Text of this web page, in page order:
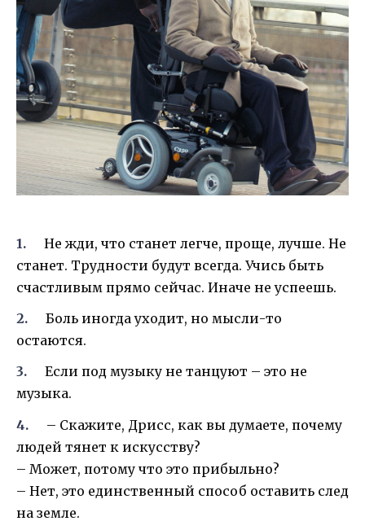
Не жди, что станет легче, проще, лучше. Не
станет. Трудности будут всегда. Учись быть
счастливым прямо сейчас. Иначе не успеешь.
Боль иногда уходит, но мысли-то
остаются.
Если под музыку не танцуют – это не
музыка.
– Скажите, Дрисс, как вы думаете, почему
людей тянет к искусству?
– Может, потому что это прибыльно?
– Нет, это единственный способ оставить след
на земле.